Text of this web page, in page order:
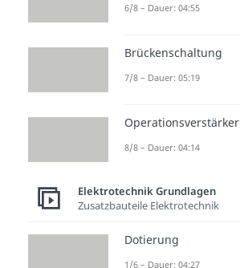
6/8 – Dauer: 04:55
Brückenschaltung
7/8 – Dauer: 05:19
Operationsverstärker
8/8 – Dauer: 04:14
Elektrotechnik Grundlagen
Zusatzbauteile Elektrotechnik
Dotierung
1/6 – Dauer: 04:27